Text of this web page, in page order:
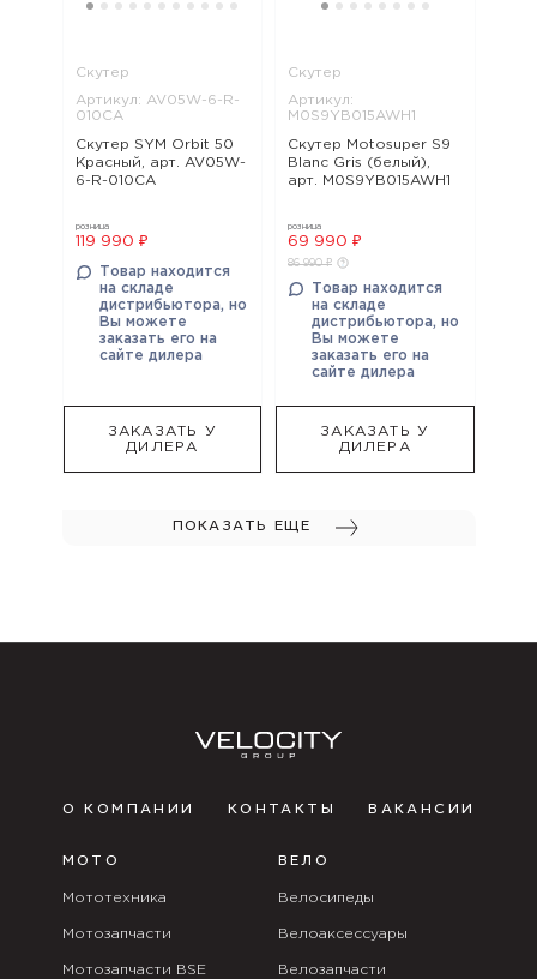
Скутер
Артикул: AV05W-6-R-
010CA
Скутер SYM Orbit 50
Красный, арт. AV05W-
6-R-010CA
розница
119 990 ₽
Товар находится
на складе
дистрибьютора, но
Вы можете
заказать его на
сайте дилера
ЗАКАЗАТЬ У
ДИЛЕРА
Скутер
Артикул:
M0S9YB015AWH1
Скутер Motosuper S9
Blanc Gris (белый),
арт. M0S9YB015AWH1
розница
69 990 ₽
86 990 ₽
Товар находится
на складе
дистрибьютора, но
Вы можете
заказать его на
сайте дилера
ЗАКАЗАТЬ У
ДИЛЕРА
ПОКАЗАТЬ ЕЩЕ
О КОМПАНИИ КОНТАКТЫ ВАКАНСИИ
МОТО
Мототехника
Мотозапчасти
Мотозапчасти BSE
ВЕЛО
Велосипеды
Велоаксессуары
Велозапчасти